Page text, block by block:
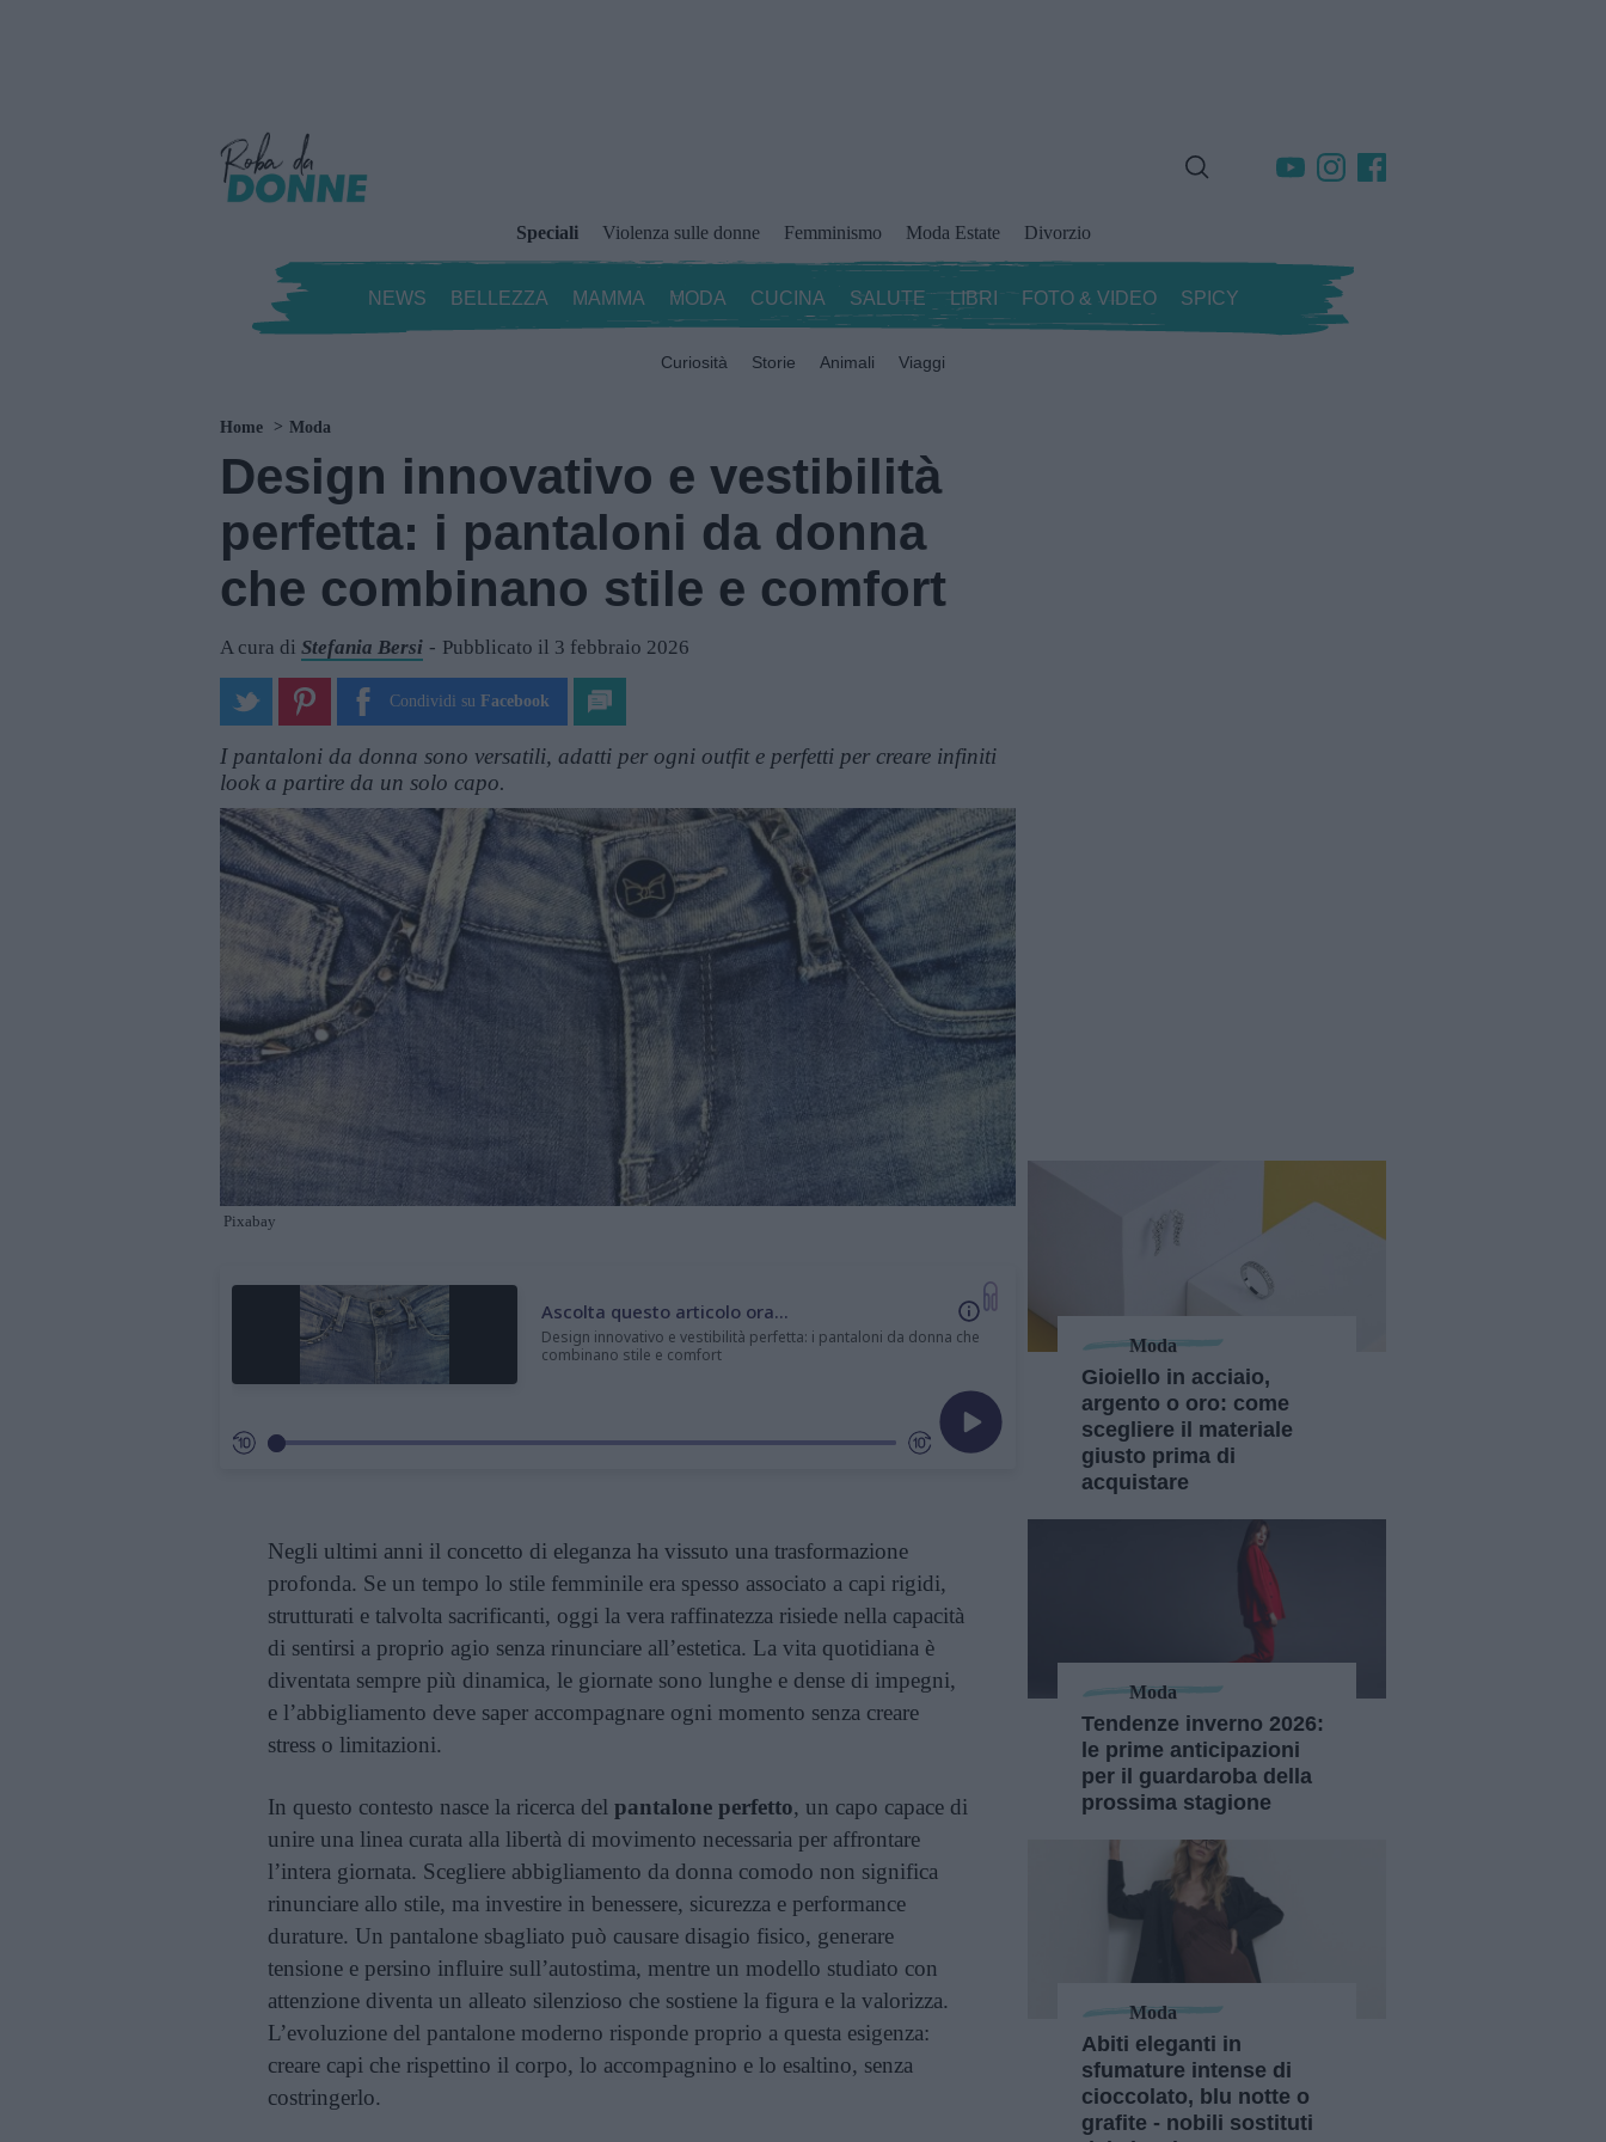
Speciali Violenza sulle donne Femminismo Moda Estate Divorzio
NEWS BELLEZZA MAMMA MODA CUCINA SALUTE LIBRI FOTO & VIDEO SPICY
Curiosità Storie Animali Viaggi
Home Moda
Design innovativo e vestibilità
perfetta: i pantaloni da donna
che combinano stile e comfort
A cura di Stefania Bersi Pubblicato il 3 febbraio 2026
Condividi su Facebook
I pantaloni da donna sono versatili, adatti per ogni outfit e perfetti per creare infiniti
look a partire da un solo capo.
Pixabay
Ascolta questo articolo ora...
Design innovativo e vestibilità perfetta: i pantaloni da donna che
combinano stile e comfort
Negli ultimi anni il concetto di eleganza ha vissuto una trasformazione
profonda. Se un tempo lo stile femminile era spesso associato a capi rigidi,
strutturati e talvolta sacrificanti, oggi la vera raffinatezza risiede nella capacità
di sentirsi a proprio agio senza rinunciare all’estetica. La vita quotidiana è
diventata sempre più dinamica, le giornate sono lunghe e dense di impegni,
e l’abbigliamento deve saper accompagnare ogni momento senza creare
stress o limitazioni.
In questo contesto nasce la ricerca del pantalone perfetto, un capo capace di
unire una linea curata alla libertà di movimento necessaria per affrontare
l’intera giornata. Scegliere abbigliamento da donna comodo non significa
rinunciare allo stile, ma investire in benessere, sicurezza e performance
durature. Un pantalone sbagliato può causare disagio fisico, generare
tensione e persino influire sull’autostima, mentre un modello studiato con
attenzione diventa un alleato silenzioso che sostiene la figura e la valorizza.
L’evoluzione del pantalone moderno risponde proprio a questa esigenza:
creare capi che rispettino il corpo, lo accompagnino e lo esaltino, senza
costringerlo.
Moda
Gioiello in acciaio,
argento o oro: come
scegliere il materiale
giusto prima di
acquistare
Moda
Tendenze inverno 2026:
le prime anticipazioni
per il guardaroba della
prossima stagione
Moda
Abiti eleganti in
sfumature intense di
cioccolato, blu notte o
grafite - nobili sostituti